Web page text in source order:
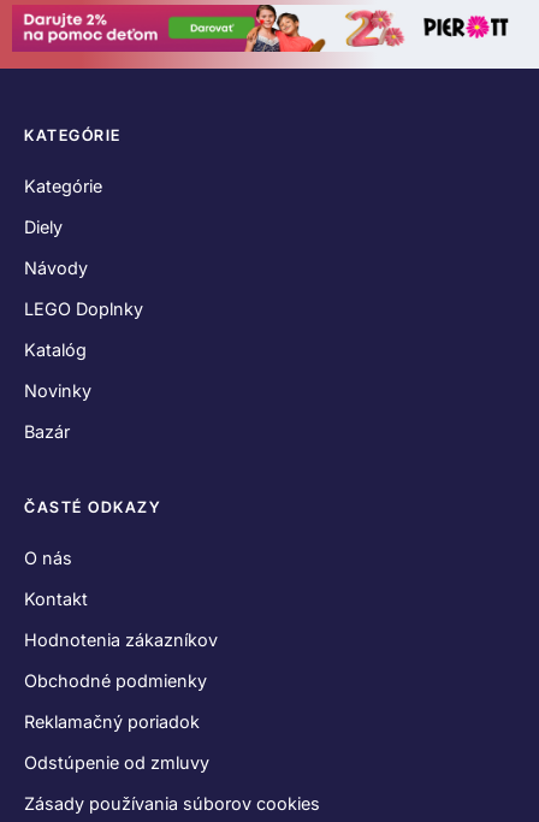
KATEGÓRIE
Kategórie
Diely
Návody
LEGO Doplnky
Katalóg
Novinky
Bazár
ČASTÉ ODKAZY
O nás
Kontakt
Hodnotenia zákazníkov
Obchodné podmienky
Reklamačný poriadok
Odstúpenie od zmluvy
Zásady používania súborov cookies